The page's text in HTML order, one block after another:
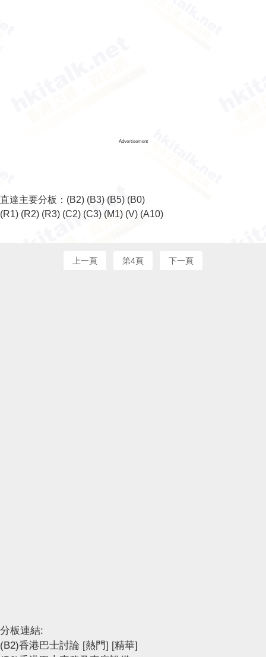
Advertisement
直達主要分板： (B2) (B3) (B5) (B0)
(R1) (R2) (R3) (C2) (C3) (M1) (V) (A10)
上一頁 第4頁 下一頁
分板連結:
(B2)香港巴士討論 [熱門] [精華]